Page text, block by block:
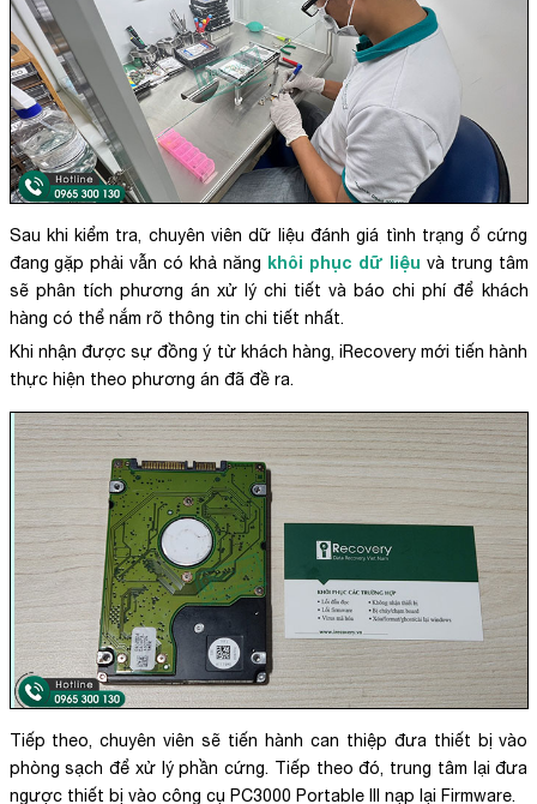
Sau khi kiểm tra, chuyên viên dữ liệu đánh giá tình trạng ổ cứng
đang gặp phải vẫn có khả năng khôi phục dữ liệu và trung tâm
sẽ phân tích phương án xử lý chi tiết và báo chi phí để khách
hàng có thể nắm rõ thông tin chi tiết nhất.
Khi nhận được sự đồng ý từ khách hàng, iRecovery mới tiến hành
thực hiện theo phương án đã đề ra.
Tiếp theo, chuyên viên sẽ tiến hành can thiệp đưa thiết bị vào
phòng sạch để xử lý phần cứng. Tiếp theo đó, trung tâm lại đưa
ngược thiết bị vào công cụ PC3000 Portable III nạp lại Firmware.